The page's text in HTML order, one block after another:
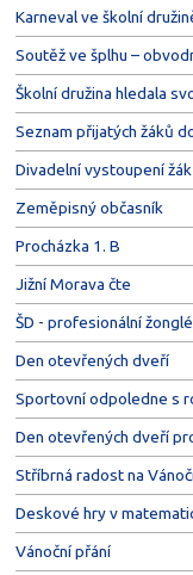
Karneval ve školní
Soutěž ve šplhu –
Školní družina hledala
Seznam přijatých žáků
Divadelní vystoupení
Zeměpisný občasník
Procházka 1. B
Jižní Morava čte
ŠD - profesionální
Den otevřených dveří
Sportovní odpoledne s
Den otevřených dveří
Stříbrná radost na
Deskové hry v
Vánoční přání